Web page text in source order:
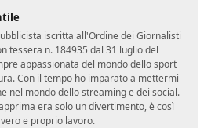
iscritta all'Ordine dei Giornalisti
tessera n. 184935 dal 31 luglio del
appassionata del mondo dello sport
Con il tempo ho imparato a mettermi
nel mondo dello streaming e dei social.
era solo un divertimento, è così
e proprio lavoro.